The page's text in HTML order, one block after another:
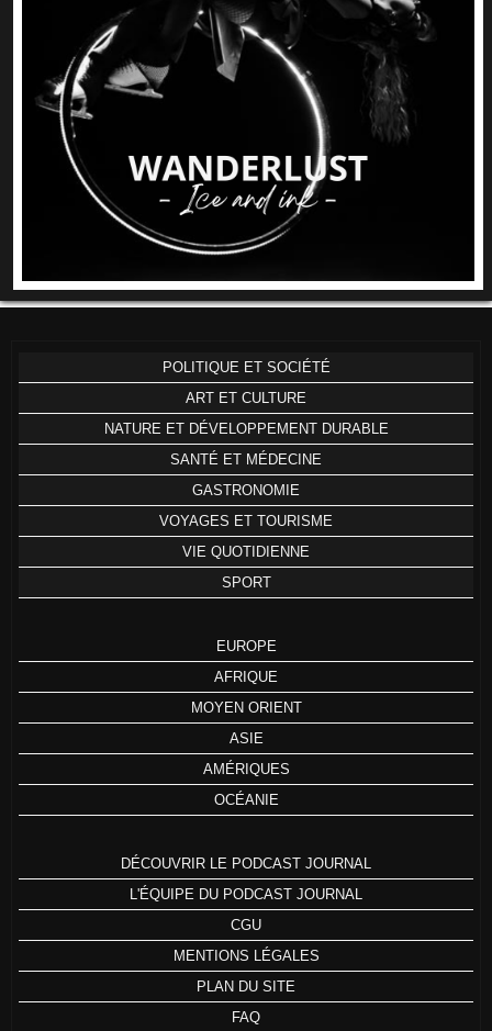
POLITIQUE ET SOCIÉTÉ
ART ET CULTURE
NATURE ET DÉVELOPPEMENT DURABLE
SANTÉ ET MÉDECINE
GASTRONOMIE
VOYAGES ET TOURISME
VIE QUOTIDIENNE
SPORT
EUROPE
AFRIQUE
MOYEN ORIENT
ASIE
AMÉRIQUES
OCÉANIE
DÉCOUVRIR LE PODCAST JOURNAL
L'ÉQUIPE DU PODCAST JOURNAL
CGU
MENTIONS LÉGALES
PLAN DU SITE
FAQ